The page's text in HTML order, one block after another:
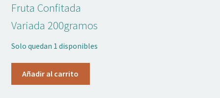
Decoración comestible
Adornos No Comestibles
Fruta Confitada
Variada 200gramos
Solo quedan 1 disponibles
Añadir al carrito